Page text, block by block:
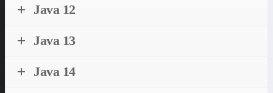
Java 12
Java 13
Java 14